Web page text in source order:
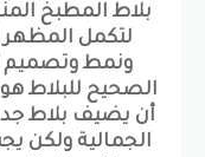
بلاط المطبخ
لتكمل
ونمط وتصميم
الصحيح للبلاط
أن يضيف بلاط
الجمالية ولكن